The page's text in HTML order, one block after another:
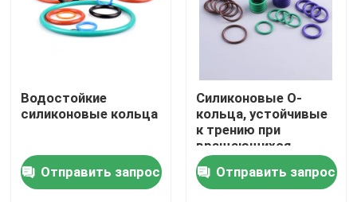
Главная страница
Водостойкие
силиконовые кольца
Отправить запрос
Силиконовые O-
кольца, устойчивые
к трению при
вращающихся
приложениях
Отправить запрос